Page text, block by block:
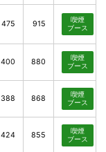
475 915
喫煙
ブース
400 880
喫煙
ブース
388 868
喫煙
ブース
424 855
喫煙
ブース